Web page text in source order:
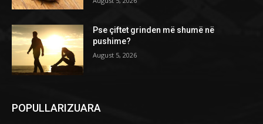
Pse çiftet grinden më shumë në
pushime?
August 5, 2026
POPULLARIZUARA